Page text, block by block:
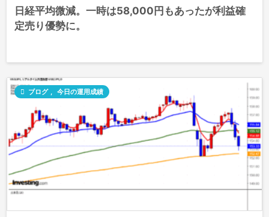
日経平均微減。一時は58,000円もあったが利益確
定売り優勢に。
 ブログ 今日の運用成績